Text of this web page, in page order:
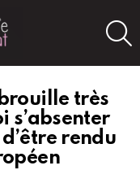
très
s’absenter
rendu